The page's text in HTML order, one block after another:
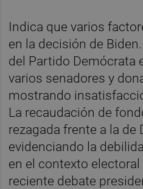
Indica que varios
en la decisión de
del Partido Demócrata
varios senadores y
mostrando
La recaudación de
rezagada frente a la de
evidenciando la
en el contexto electoral
reciente debate